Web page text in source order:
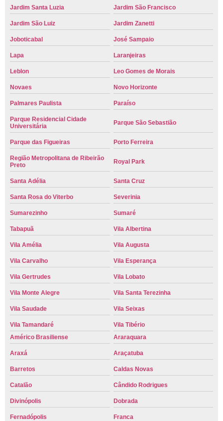
Jardim Santa Luzia Jardim São Francisco
Jardim São Luiz Jardim Zanetti
Joboticabal José Sampaio
Lapa Laranjeiras
Leblon Leo Gomes de Morais
Novaes Novo Horizonte
Palmares Paulista Paraíso
Parque Residencial Cidade
Universitária
Parque São Sebastião
Parque das Figueiras Porto Ferreira
Região Metropolitana de Ribeirão
Preto
Royal Park
Santa Adélia Santa Cruz
Santa Rosa do Viterbo Severinia
Sumarezinho Sumaré
Tabapuã Vila Albertina
Vila Amélia Vila Augusta
Vila Carvalho Vila Esperança
Vila Gertrudes Vila Lobato
Vila Monte Alegre Vila Santa Terezinha
Vila Saudade Vila Seixas
Vila Tamandaré
Vila Tibério
Américo Brasiliense
Araraquara
Araxá Araçatuba
Barretos Caldas Novas
Catalão Cândido Rodrigues
Divinópolis Dobrada
Fernadópolis Franca